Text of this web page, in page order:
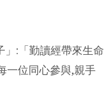
:「勤讀經帶來生命
一位同心參與,親手